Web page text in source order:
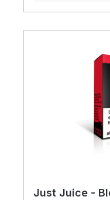
Just Juice -